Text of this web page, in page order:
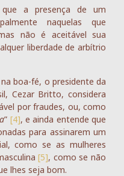
a presença de um
naquelas que
não é aceitável sua
liberdade de arbítrio
boa-fé, o presidente da
Cezar Britto, considera
por fraudes, ou, como
” [4], e ainda entende que
para assinarem um
como se as mulheres
[5], como se não
lhes seja bom.